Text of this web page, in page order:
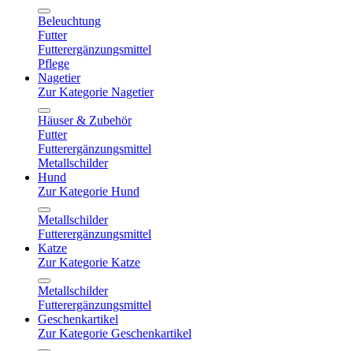
Beleuchtung
Futter
Futterergänzungsmittel
Pflege
Nagetier
Zur Kategorie Nagetier
Häuser & Zubehör
Futter
Futterergänzungsmittel
Metallschilder
Hund
Zur Kategorie Hund
Metallschilder
Futterergänzungsmittel
Katze
Zur Kategorie Katze
Metallschilder
Futterergänzungsmittel
Geschenkartikel
Zur Kategorie Geschenkartikel